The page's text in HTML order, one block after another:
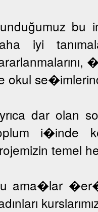
bu
iyi
okul
dar olan
i�inde
temel
ama�lar